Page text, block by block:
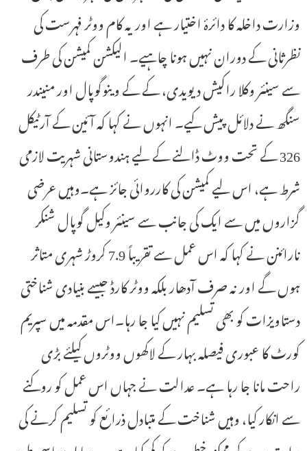
وزارت داخلہ کا دائرۂ اختیار ہے اور یہ کام ووٹر فہرست کی
نظرثانی کے دوران نہیں ہونا چاہیے۔ الیکشن کمیشن کی طرف
سے سینئر وکلا راکیش دیویدی، کے کے وینوگوپال اور منیندر
سنگھ نے دلائل پیش کیے۔ انہوں نے کہا کہ آئین کے آرٹیکل
326 کے تحت ووٹ ڈالنے کے لیے ہندوستانی شہریت لازمی
شرط ہے، اس لیے کمیشن کی کارروائی جائز ہے۔وہیں عرضی
گزاروں میں سے ایک کی جانب سے سینئر وکیل گوپال شنکر
نارائنن نے کہا کہ اس عمل سے تقریباً 7.9 کروڑ شہری متاثر
ہوں گے اور نہ صرف آدھار بلکہ ووٹر کارڈ جیسے بنیادی شناختی
دستاویزات کو بھی تسلیم نہیں کیا جا رہا۔اس مقدمہ میں سپریم
کورٹ کا عبوری فیصلہ بہار کے لاکھوں ووٹروں کیلئے بڑی
راحت مانا جا رہا ہے۔ عدالت نے جہاں اس عمل کو روکنے
سے انکار کیا، وہیں شناخت کے متبادل ذرائع کو تسلیم کرنے کی